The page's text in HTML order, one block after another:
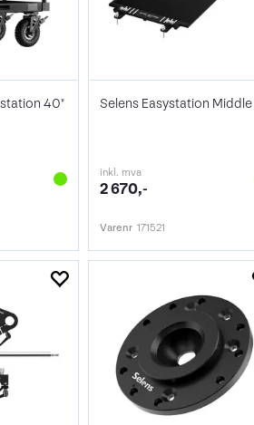
40"
inkl. mva
2 670,-
Varenr 171521